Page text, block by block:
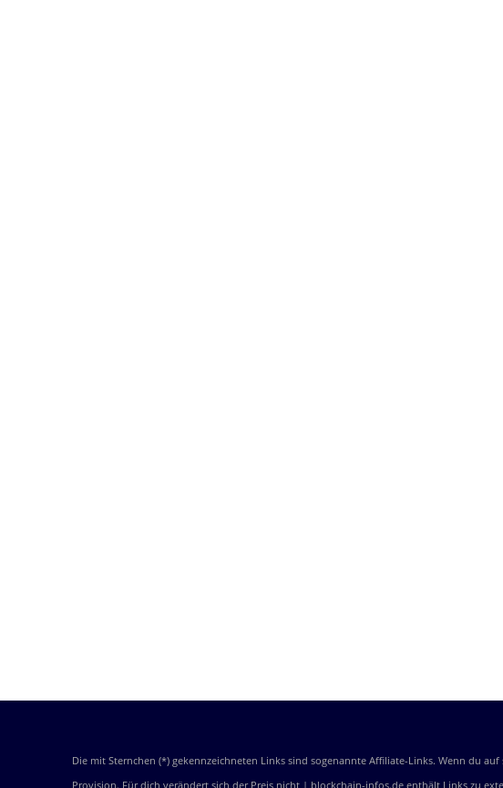
Die mit Sternchen (*) gekennzeichneten Links sind sogenannte Affiliate-Links. Wenn du
Provision. Für dich verändert sich der Preis nicht | blockchain-infos.de enthält Links zu